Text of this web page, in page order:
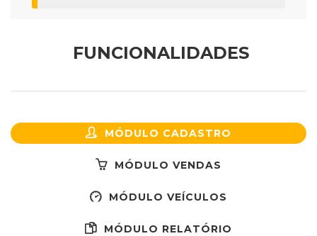
FUNCIONALIDADES
MÓDULO CADASTRO
MÓDULO VENDAS
MÓDULO VEÍCULOS
MÓDULO RELATÓRIO